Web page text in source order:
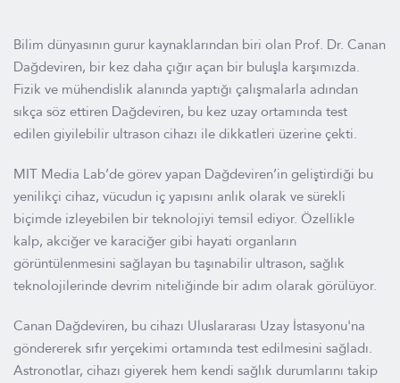
Bilim dünyasının gurur kaynaklarından biri olan Prof. Dr. Canan
Dağdeviren, bir kez daha çığır açan bir buluşla karşımızda.
Fizik ve mühendislik alanında yaptığı çalışmalarla adından
sıkça söz ettiren Dağdeviren, bu kez uzay ortamında test
edilen giyilebilir ultrason cihazı ile dikkatleri üzerine çekti.
MIT Media Lab’de görev yapan Dağdeviren’in geliştirdiği bu
yenilikçi cihaz, vücudun iç yapısını anlık olarak ve sürekli
biçimde izleyebilen bir teknolojiyi temsil ediyor. Özellikle
kalp, akciğer ve karaciğer gibi hayati organların
görüntülenmesini sağlayan bu taşınabilir ultrason, sağlık
teknolojilerinde devrim niteliğinde bir adım olarak görülüyor.
Canan Dağdeviren, bu cihazı Uluslararası Uzay İstasyonu'na
göndererek sıfır yerçekimi ortamında test edilmesini sağladı.
Astronotlar, cihazı giyerek hem kendi sağlık durumlarını takip